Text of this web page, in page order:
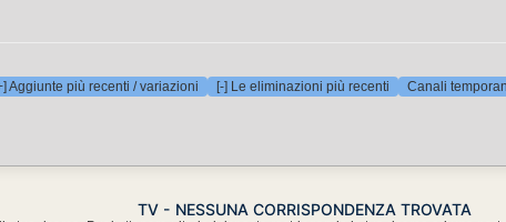
Aggiunte più recenti / variazioni [-] Le eliminazioni più recenti Canali
TV - NESSUNA CORRISPONDENZA TROVATA